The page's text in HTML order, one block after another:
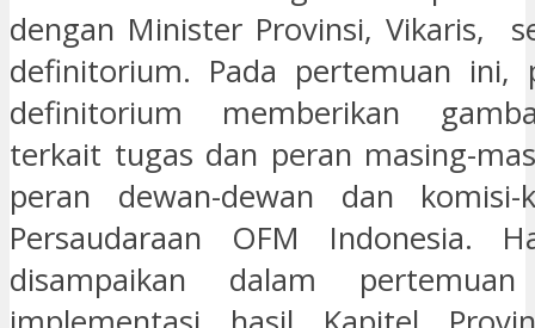
dengan Minister Provinsi, Vikaris,
definitorium. Pada pertemuan ini,
definitorium memberikan
terkait tugas dan peran masing-
peran dewan-dewan dan komisi-
Persaudaraan OFM Indonesia.
disampaikan dalam